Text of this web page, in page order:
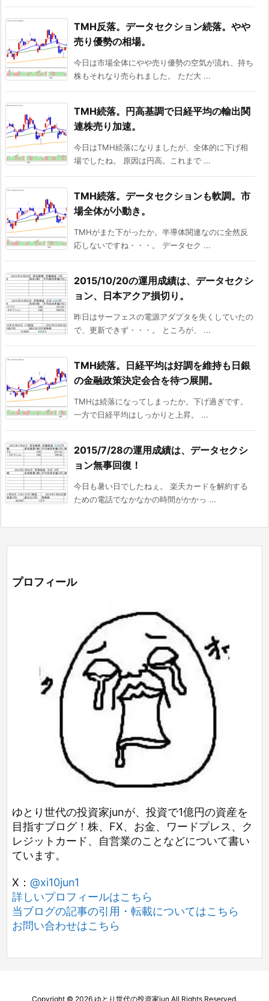
TMH反落。データセクション続落。やや
売り優勢の相場。
今日は市場全体にやや売り優勢の空気が流れ、持ち
株もそれなり売られました。 ただ大 ...
TMH続落。円高基調で日経平均の輸出関
連株売り加速。
今日はTMH続落になりましたが、全体的に下げ相
場でしたね。 原因は円高。これまで ...
TMH続落。データセクションも軟調。市
場全体が小動き。
TMHがまた下がったか。半導体関連なのに全然反
応しないですね・・・。 データセク ...
2015/10/20の運用成績は、データセクシ
ョン、日本アクア損切り。
昨日はサーフェスの電源アダプタを失くしていたの
で、更新できず・・・。 ところが、 ...
TMH続落。日経平均は好調を維持も日銀
の金融政策決定会合を待つ展開。
TMHは続落になってしまったか。下げ過ぎです。
一方で日経平均はしっかりと上昇。 ...
2015/7/28の運用成績は、データセクシ
ョン無事回復！
今日も暑い日でしたねぇ。 楽天カードを解約する
ための電話でなかなかの時間がかかっ ...
プロフィール
ゆとり世代の投資家junが、投資で1億円の資産を
目指すブログ！株、FX、お金、ワードプレス、ク
レジットカード、自営業のことなどについて書い
ています。
X： @xi10jun1
詳しいプロフィールはこちら
当ブログの記事の引用・転載についてはこちら
お問い合わせはこちら
Copyright © 2026 ゆとり世代の投資家jun All Rights Reserved.